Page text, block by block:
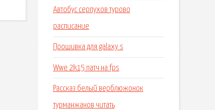
Автобус серпухов турово
расписание
Прошивка для galaxy s
Wwe 2k15 патч на fps
Рассказ белый верблюжонок
турманжанов читать